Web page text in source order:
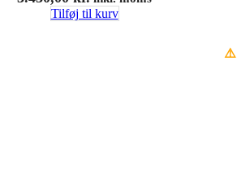
Tilføj til kurv
⚠️